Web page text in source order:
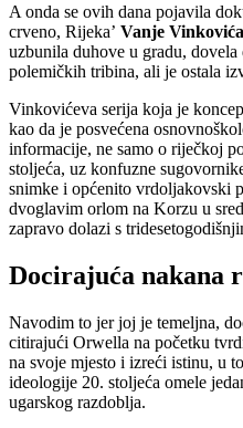
A onda se ovih dana pojavila
crveno, Rijeka’ Vanje Vinkovića
uzbunila duhove u gradu,
polemičkih tribina, ali je ostala
Vinkovićeva serija koja je
kao da je posvećena
informacije, ne samo o riječkoj
stoljeća, uz konfuzne
snimke i općenito vrdoljakovski
dvoglavim orlom na Korzu u
zapravo dolazi s
Docirajuća nakana
Navodim to jer joj je temeljna,
citirajući Orwella na početku
na svoje mjesto i izreći istinu, u
ideologije 20. stoljeća omele
ugarskog razdoblja.